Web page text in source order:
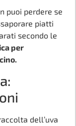
puoi perdere se
piatti
secondo le
per
dell’uva